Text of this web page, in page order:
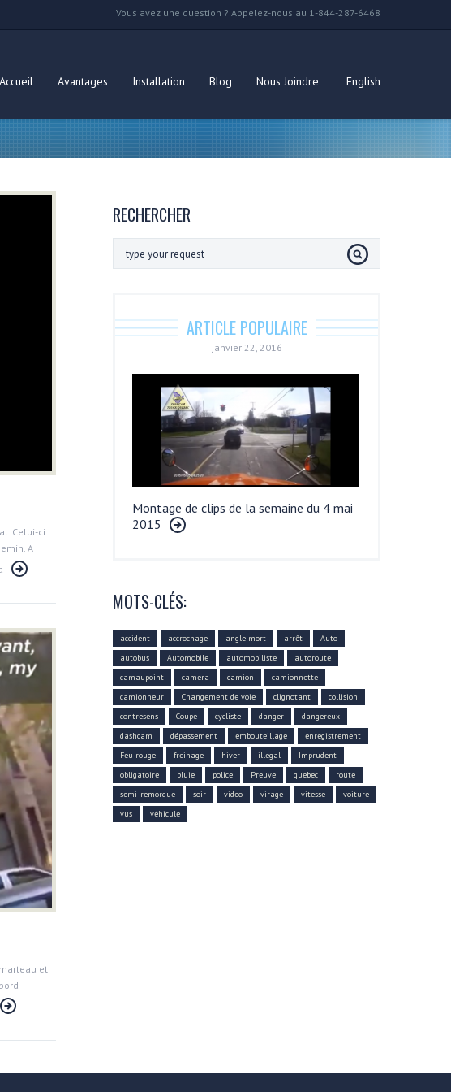
Vous avez une question ? Appelez-nous au 1-844-287-6468
Accueil Avantages Installation Blog Nous Joindre English
Celui-ci
À
et
RECHERCHER
ARTICLE POPULAIRE
janvier 22, 2016
Montage de clips de la semaine du 4 mai
2015
MOTS-CLÉS:
accident accrochage angle mort arrêt
Auto
autobus
Automobile automobiliste
autoroute
camaupoint
camera camion
camionnette
camionneur
Changement de voie clignotant
collision
contresens
Coupe cycliste danger
dangereux
dashcam
dépassement embouteillage
enregistrement
Feu rouge
freinage hiver illegal
Imprudent
obligatoire
pluie police Preuve quebec
route
semi-remorque
soir video virage vitesse
voiture
vus
véhicule